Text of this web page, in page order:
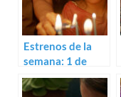
Estrenos de la
semana: 1 de
marzo (2024)